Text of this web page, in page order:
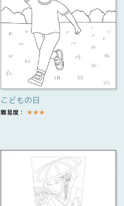
こどもの日
難易度： ★★★